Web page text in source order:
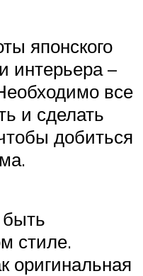
японского
интерьера –
все
и сделать
добиться
стиле.
оригинальная